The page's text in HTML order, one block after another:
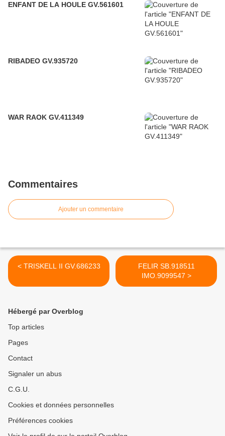
ENFANT DE LA HOULE GV.561601
RIBADEO GV.935720
WAR RAOK GV.411349
Commentaires
Ajouter un commentaire
< TRISKELL II GV.686233
FELIR SB.918511
IMO.9099547 >
Hébergé par Overblog
Top articles
Pages
Contact
Signaler un abus
C.G.U.
Cookies et données personnelles
Préférences cookies